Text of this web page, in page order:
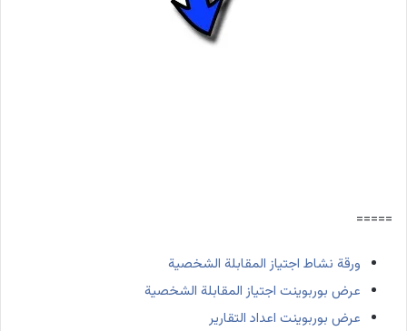
=====
ورقة نشاط اجتياز المقابلة الشخصية
عرض بوربوينت اجتياز المقابلة الشخصية
عرض بوربوينت اعداد التقارير